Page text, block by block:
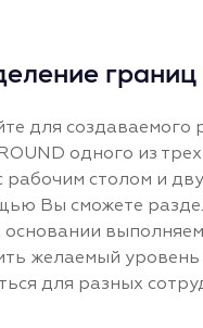
границ
для
одного из
рабочим столом и
Вы сможете
основании
желаемый
для разных